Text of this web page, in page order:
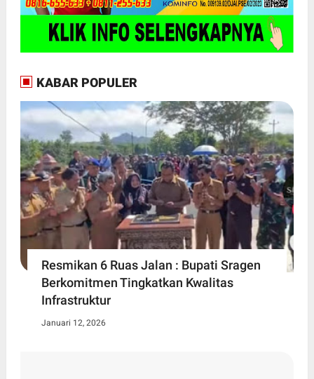
KABAR POPULER
Resmikan 6 Ruas Jalan : Bupati Sragen
Berkomitmen Tingkatkan Kwalitas
Infrastruktur
Januari 12, 2026